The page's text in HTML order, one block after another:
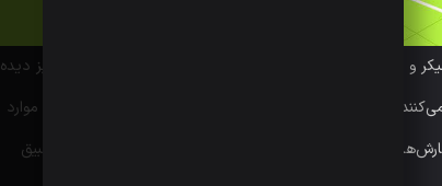
و تیکر طراحی شده که در بسیاری از صرافی‌های معتبر دنیا نیز دیده
(میکرها)، کارمزد کمتری پرداخت می‌کنند و حتی در برخی موارد
ثبت می‌کنند که بلافاصله با سفارش موجود در بازار تطبیق